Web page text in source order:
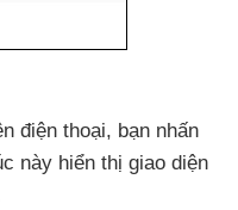
điện thoại, bạn nhấn
này hiển thị giao diện